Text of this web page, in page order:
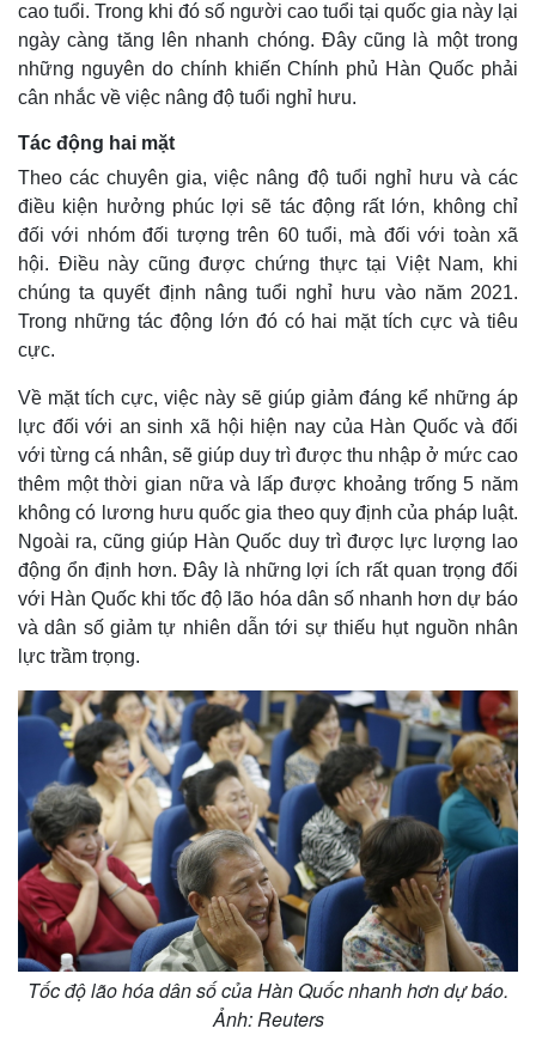
Thế giới
Quan sát
Cuộc sống đó đây
Hồ sơ
Video
Ảnh
E-Magazine
Infographic
cao tuổi. Trong khi đó số người cao tuổi tại quốc gia này lại
ngày càng tăng lên nhanh chóng. Đây cũng là một trong
những nguyên do chính khiến Chính phủ Hàn Quốc phải
cân nhắc về việc nâng độ tuổi nghỉ hưu.
Tác động hai mặt
Theo các chuyên gia, việc nâng độ tuổi nghỉ hưu và các
điều kiện hưởng phúc lợi sẽ tác động rất lớn, không chỉ
đối với nhóm đối tượng trên 60 tuổi, mà đối với toàn xã
hội. Điều này cũng được chứng thực tại Việt Nam, khi
chúng ta quyết định nâng tuổi nghỉ hưu vào năm 2021.
Trong những tác động lớn đó có hai mặt tích cực và tiêu
cực.
Về mặt tích cực, việc này sẽ giúp giảm đáng kể những áp
lực đối với an sinh xã hội hiện nay của Hàn Quốc và đối
với từng cá nhân, sẽ giúp duy trì được thu nhập ở mức cao
thêm một thời gian nữa và lấp được khoảng trống 5 năm
không có lương hưu quốc gia theo quy định của pháp luật.
Ngoài ra, cũng giúp Hàn Quốc duy trì được lực lượng lao
động ổn định hơn. Đây là những lợi ích rất quan trọng đối
với Hàn Quốc khi tốc độ lão hóa dân số nhanh hơn dự báo
và dân số giảm tự nhiên dẫn tới sự thiếu hụt nguồn nhân
lực trầm trọng.
Tốc độ lão hóa dân số của Hàn Quốc nhanh hơn dự báo.
Ảnh: Reuters